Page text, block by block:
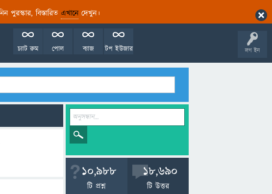
পুরস্কার, বিস্তারিত এখানেদেখুন।
লগ ইন
টপ ইউজার
ব্যাজ
পোল
চ্যাট রুম
10,988
টি প্রশ্ন
18,690
টি উত্তর